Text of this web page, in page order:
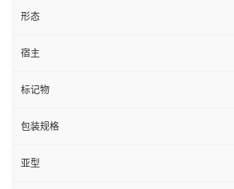
形态
宿主
标记物
包装规格
亚型